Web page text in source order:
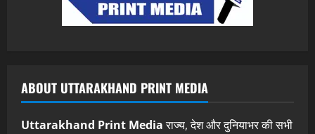
ABOUT UTTARAKHAND PRINT MEDIA
Uttarakhand Print Mediaराज्य, देश और दुनियाभर की सभी